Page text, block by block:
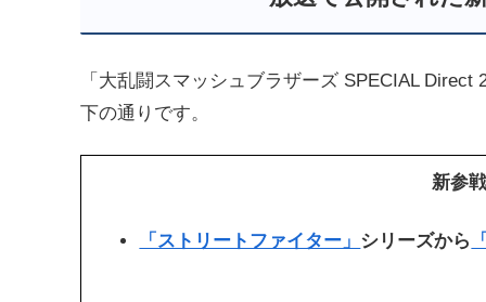
「大乱闘スマッシュブラザーズ SPECIAL
下の通りです。
新参
「ストリートファイター」 シリーズから